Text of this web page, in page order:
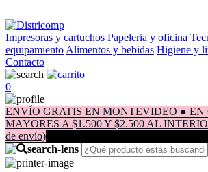
Impresoras y cartuchos Papeleria y oficina
equipamiento Alimentos y bebidas Higiene y
Contacto
0
ENVÍO GRATIS EN MONTEVIDEO ● EN
MAYORES A $1.500 Y $2.500 AL
de envío)